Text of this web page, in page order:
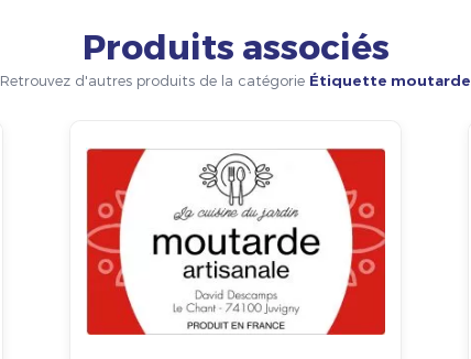
Produits associés
Retrouvez d'autres produits de la catégorie Étiquette moutarde